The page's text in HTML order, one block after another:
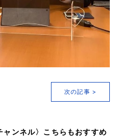
次の記事 >
ャンネル〉こちらもおすすめ